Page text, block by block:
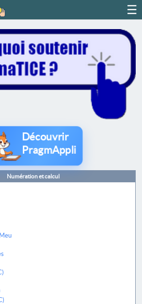
Découvrir
PragmAppli
Numération et calcul
☰